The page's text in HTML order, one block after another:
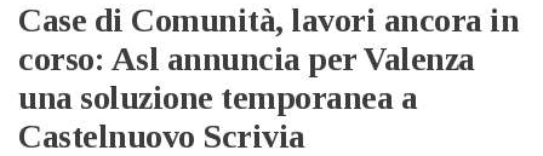
Case di Comunità, lavori ancora in
corso: Asl annuncia per Valenza
una soluzione temporanea a
Castelnuovo Scrivia